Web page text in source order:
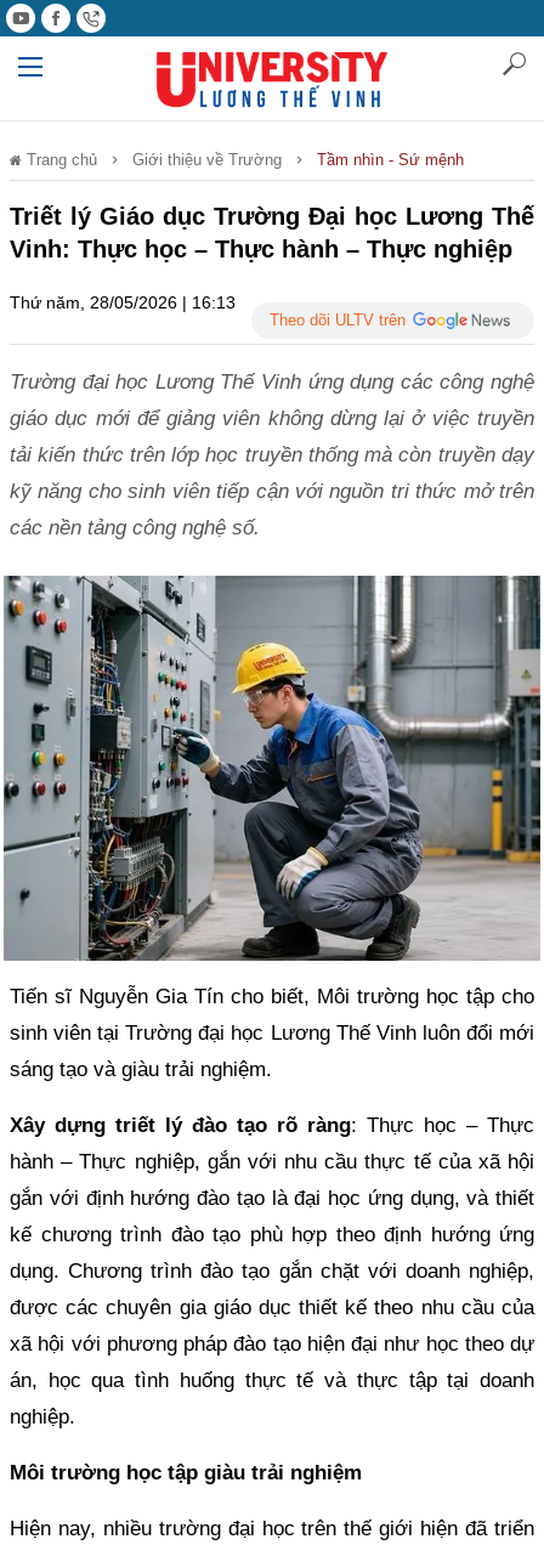
Trang chủ Giới thiệu về Trường Tầm nhìn - Sứ mệnh
Triết lý Giáo dục Trường Đại học Lương Thế
Vinh: Thực học – Thực hành – Thực nghiệp
Thứ năm, 28/05/2026 | 16:13
Theo dõi ULTV trên
Trường đại học Lương Thế Vinh ứng dụng các công nghệ
giáo dục mới để giảng viên không dừng lại ở việc truyền
tải kiến thức trên lớp học truyền thống mà còn truyền dạy
kỹ năng cho sinh viên tiếp cận với nguồn tri thức mở trên
các nền tảng công nghệ số.
Tiến sĩ Nguyễn Gia Tín cho biết, Môi trường học tập cho
sinh viên tại Trường đại học Lương Thế Vinh luôn đổi mới
sáng tạo và giàu trải nghiệm.
Xây dựng triết lý đào tạo rõ ràng: Thực học – Thực
hành – Thực nghiệp, gắn với nhu cầu thực tế của xã hội
gắn với định hướng đào tạo là đại học ứng dụng, và thiết
kế chương trình đào tạo phù hợp theo định hướng ứng
dụng. Chương trình đào tạo gắn chặt với doanh nghiệp,
được các chuyên gia giáo dục thiết kế theo nhu cầu của
xã hội với phương pháp đào tạo hiện đại như học theo dự
án, học qua tình huống thực tế và thực tập tại doanh
nghiệp.
Môi trường học tập giàu trải nghiệm
Hiện nay, nhiều trường đại học trên thế giới hiện đã triển